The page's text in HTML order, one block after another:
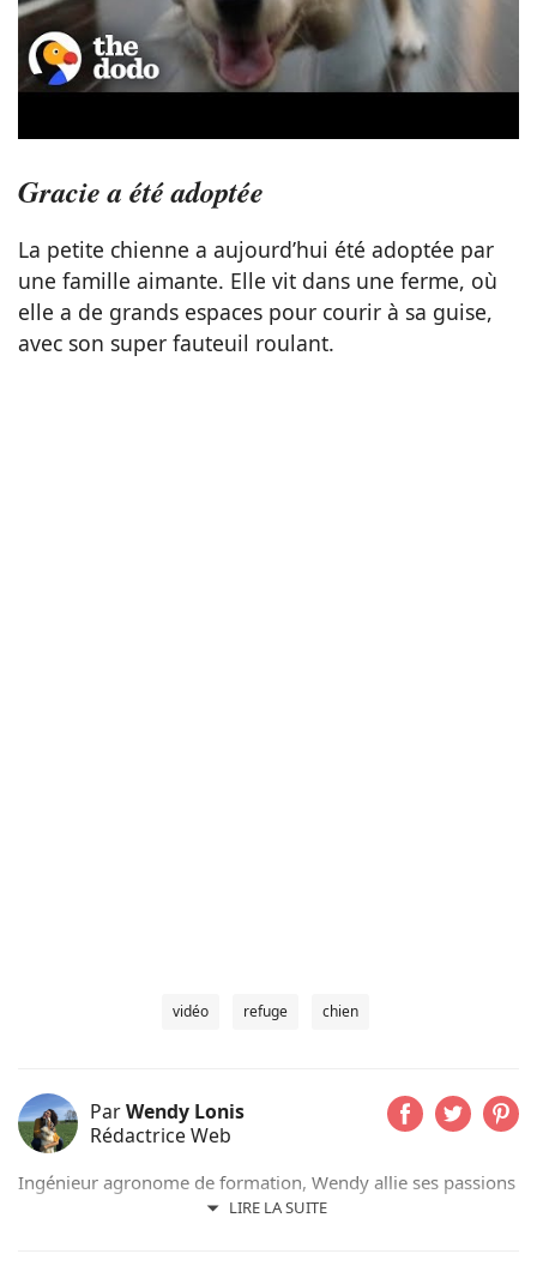
Gracie a été adoptée
La petite chienne a aujourd’hui été adoptée par
une famille aimante. Elle vit dans une ferme, où
elle a de grands espaces pour courir à sa guise,
avec son super fauteuil roulant.
vidéo refuge chien
ParWendy Lonis
Rédactrice Web
LIRE LA SUITE
Ingénieur agronome de formation, Wendy allie ses passions
pour les mots et les animaux en écrivant pour Pets-dating.